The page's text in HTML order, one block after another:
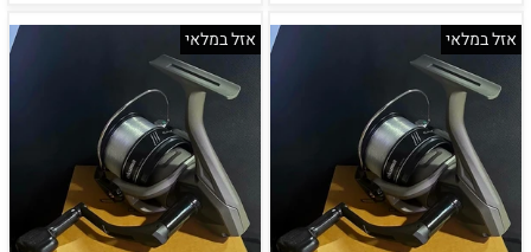
אזל במלאי אזל במלאי